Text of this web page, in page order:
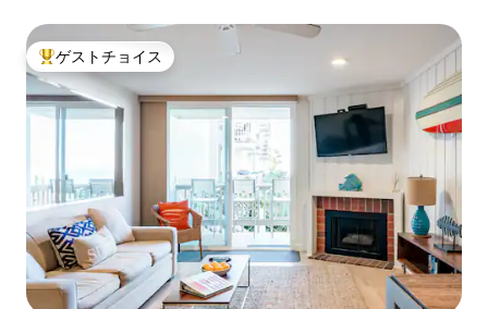
大好評のゲストチョイスです。
ゲストチョイス